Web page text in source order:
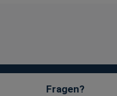
Fragen?